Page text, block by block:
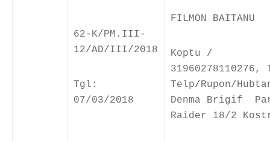
62-K/PM.III-
12/AD/III/2018
Tgl:
07/03/2018
FILMON BAITANU
Koptu /
31960278110276,
Telp/Rupon/
Denma Brigif
Raider 18/2